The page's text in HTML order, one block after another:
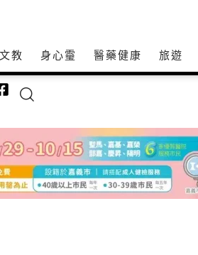
文教 身心𩆜 醫藥健康 旅遊